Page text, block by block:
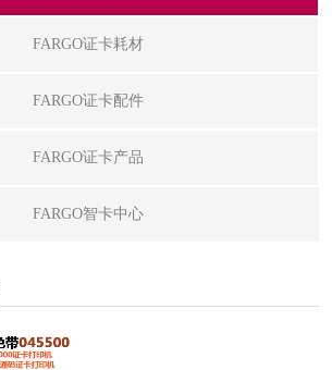
FARGO证卡耗材
FARGO证卡配件
FARGO证卡产品
FARGO智卡中心